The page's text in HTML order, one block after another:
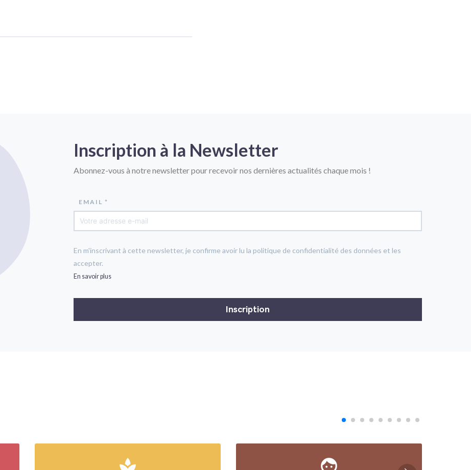
Inscription à la Newsletter
Abonnez-vous à notre newsletter pour recevoir nos dernières actualités chaque mois !
EMAIL *
En m'inscrivant à cette newsletter, je confirme avoir lu la politique de confidentialité des données et les
accepter.
En savoir plus
spa face